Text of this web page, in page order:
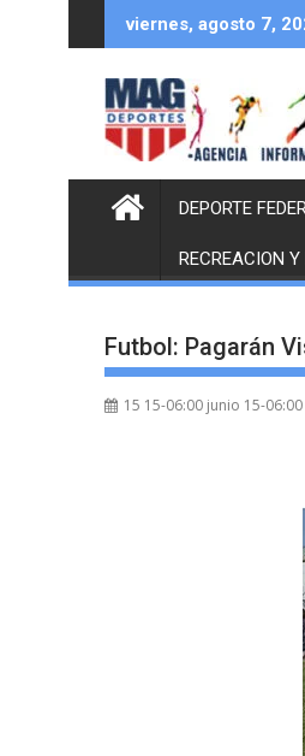
al
viernes, agosto 7,
DEPORTE
RECREACION Y
Futbol: Pagarán
15 15-06:00 junio 15-